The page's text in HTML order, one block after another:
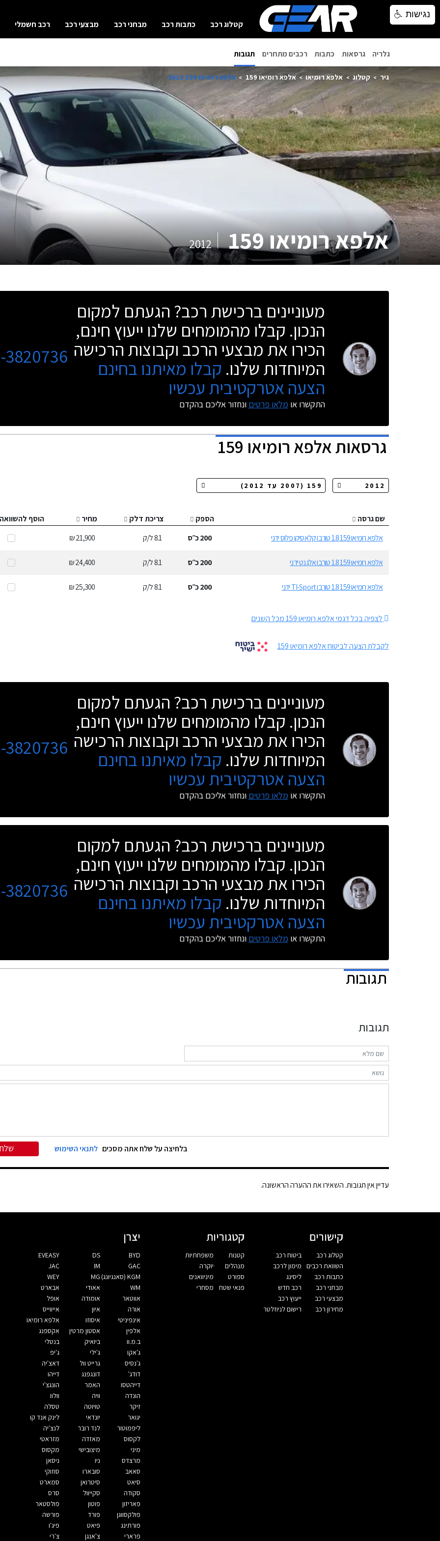
קטלוג רכב כתבות רכב מבחני רכב מבצעי רכב רכב חשמלי
גלריה גרסאות כתבות רכבים מתחרים תגובות
גיר קטלוג אלפא רומיאו אלפא רומיאו 159 אלפא רומיאו 159 2012
אלפא רומיאו 159 2012
מעוניינים ברכישת רכב? הגעתם למקום
הנכון. קבלו מהמומחים שלנו ייעוץ חינם,
הכירו את מבצעי הרכב וקבוצות הרכישה
המיוחדות שלנו. קבלו מאיתנו בחינם
הצעה אטרקטיבית עכשיו
התקשרו או מלאו פרטים ונחזור אליכם בהקדם
3820736
גרסאותאלפא רומיאו 159
שם גרסה הספק צריכת דלק מחיר
הוסף
אלפא רומיאו 159 1.8 טורבו קלאסיקו פלוס ידני
200כ״ס 8.1ל/ק 21,900 ₪
אלפא רומיאו 159 1.8 טורבו אלגנט ידני 200כ״ס 8.1ל/ק 24,400 ₪
אלפא רומיאו 159 1.8 טורבו TI-Sport ידני 200כ״ס 8.1ל/ק 25,300 ₪
לצפיה בכל דגמי אלפא רומיאו 159 מכל השנים
לקבלת הצעה לביטוח אלפא רומיאו 159
מעוניינים ברכישת רכב? הגעתם למקום
הנכון. קבלו מהמומחים שלנו ייעוץ חינם,
הכירו את מבצעי הרכב וקבוצות הרכישה
המיוחדות שלנו. קבלו מאיתנו בחינם
הצעה אטרקטיבית עכשיו
התקשרו או מלאו פרטים ונחזור אליכם בהקדם
3820736
מעוניינים ברכישת רכב? הגעתם למקום
הנכון. קבלו מהמומחים שלנו ייעוץ חינם,
הכירו את מבצעי הרכב וקבוצות הרכישה
המיוחדות שלנו. קבלו מאיתנו בחינם
הצעה אטרקטיבית עכשיו
התקשרו או מלאו פרטים ונחזור אליכם בהקדם
3820736
תגובות
תגובות
בלחיצה על שלח אתה מסכים לתנאי השימוש
עדיין אין תגובות. השאירו את ההערה הראשונה.
קישורים
קטלוג רכב
השוואת רכבים
כתבות רכב
מבחני רכב
מבצעי רכב
מחירון רכב
ביטוח רכב
מימון לרכב
ליסינג
רכב חדש
ייעוץ רכב
רישום לניוזלטר
קטגוריות
קטנות
מנהלים
ספורט
פנאי שטח
משפחתיות
יוקרה
מיניוואנים
מסחרי
יצרן
BYD
DS
EVEASY
GAC
IM
JAC
KGM (סאנגיונג)
MG
WEY
WM
אאודי
אבארט
אווטאר
אומודה
אופל
אורה
איון
אייווייס
אינפיניטי
איסוזו
אלפא רומיאו
אלפין
אסטון מרטין
אקספנג
ב.מ.וו
ביואיק
בנטלי
ג'אקו
ג'ילי
ג'יפ
ג'נסיס
גרייט וול
דאצ'יה
דודג'
דונגפנג
דייהו
דייהטסו
האמר
הונגצ'י
הונדה
וויה
וולוו
זיקר
טויוטה
טסלה
יגואר
יונדאי
לינק אנד קו
ליפמוטור
לנד רובר
לנצ'יה
לקסוס
מאזדה
מזראטי
מיני
מיצובישי
מקסוס
מרצדס
ניו
ניסאן
סאאב
סובארו
סוזוקי
סיאט
סיטרואן
סמארט
סקודה
סקייוול
סרס
פאריזון
פוטון
פולסטאר
פולקסווגן
פורד
פורשה
פורתינג
פיאט
פיג'ו
פרארי
צ'אנגן צ'רי
נגישות
נגישות